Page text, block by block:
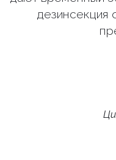
дезинсекция